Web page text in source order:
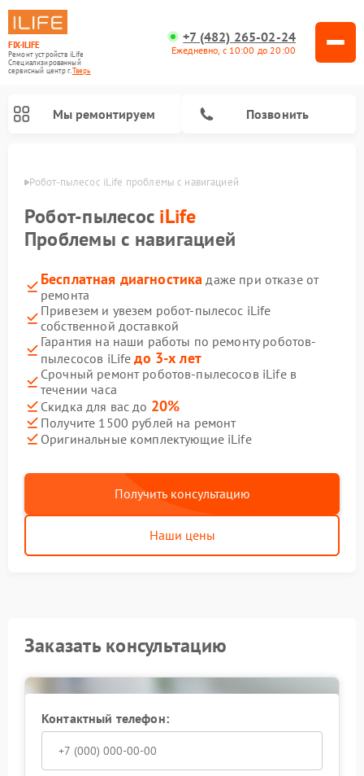
FIX-ILIFE
Ремонт устройств iLife
Специализированный
cервисный центр г.Тверь
+7 (482) 265-02-24
Ежедневно, с 10:00 до 20:00
Мы ремонтируем Позвонить
Робот-пылесос iLife проблемы с навигацией
Робот-пылесос iLife
Проблемы с навигацией
Бесплатная диагностика даже при отказе от
ремонта
Привезем и увезем робот-пылесос iLife
собственной доставкой
Гарантия на наши работы по ремонту роботов-
пылесосов iLifeдо 3-х лет
Срочный ремонт роботов-пылесосов iLife в
течении часа
Скидка для вас до 20%
Получите 1500 рублей на ремонт
Оригинальные комплектующие iLife
Получить консультацию
Наши цены
Заказать консультацию
Контактный телефон: